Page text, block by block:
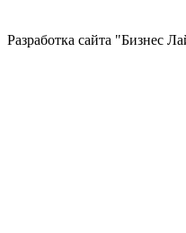
Разработка сайта "Бизнес